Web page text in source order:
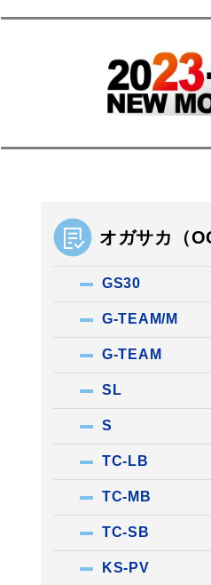
オガサカ（
GS30
G-TEAM/M
G-TEAM
SL
S
TC-LB
TC-MB
TC-SB
KS-PV